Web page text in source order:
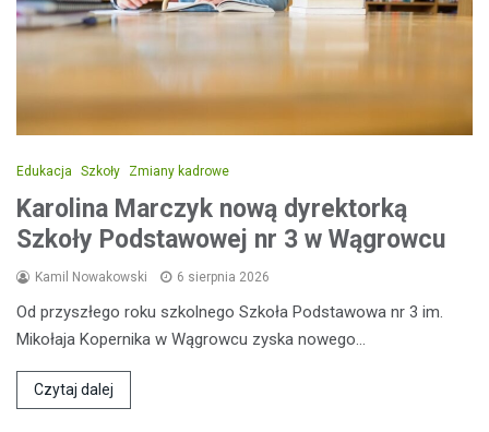
Edukacja Szkoły Zmiany kadrowe
Karolina Marczyk nową dyrektorką
Szkoły Podstawowej nr 3 w Wągrowcu
Kamil Nowakowski 6 sierpnia 2026
Od przyszłego roku szkolnego Szkoła Podstawowa nr 3 im.
Mikołaja Kopernika w Wągrowcu zyska nowego…
Czytaj dalej